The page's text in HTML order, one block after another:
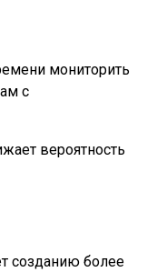
мониторить
с
вероятность
созданию более